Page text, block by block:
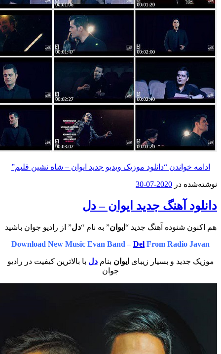
“دانلود موزیک ویدیو جدید ایوان – شاه نشین قلبم”
در 2020-07-30
آهنگ جدید ایوان – دل
شنوده آهنگ جدید “ایوان” به نام “دل” از رادیو جوان باشید
Download New Music Evan Band –DelFrom Radio
و بسیار زیبایایوانبنام دلبا بالاترین کیفیت در رادیو